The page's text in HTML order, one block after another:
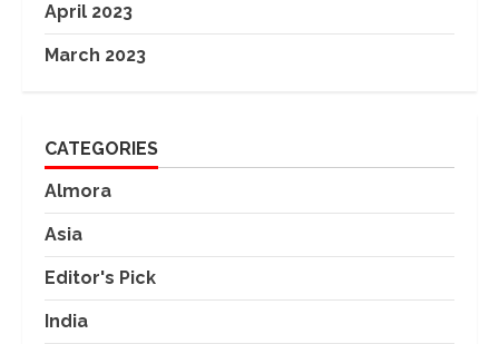
April 2023
March 2023
CATEGORIES
Almora
Asia
Editor's Pick
India